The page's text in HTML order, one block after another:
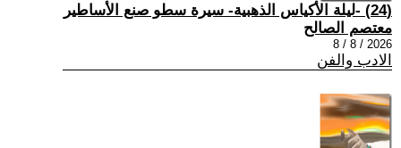
(24) -ليلة الأكياس الذهبية- سيرة سطو صنع الأساطير
معتصم الصالح
2026 / 8 / 8
الادب والفن